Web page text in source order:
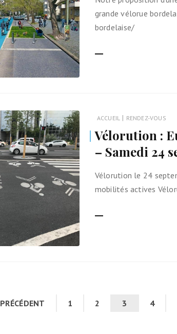
grande vélorue
bordelaise/
ACCUEIL | RENDEZ-VOUS
Vélorution :
– Samedi 24
Vélorution le 24
mobilités actives
PRÉCÉDENT 1 2 3 4